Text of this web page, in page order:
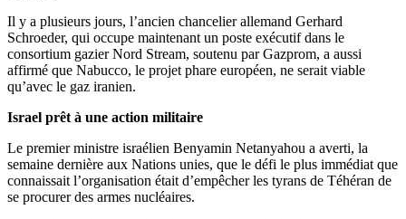
Il y a plusieurs jours, l’ancien chancelier allemand Gerhard
Schroeder, qui occupe maintenant un poste exécutif dans le
consortium gazier Nord Stream, soutenu par Gazprom, a aussi
affirmé que Nabucco, le projet phare européen, ne serait viable
qu’avec le gaz iranien.
Israel prêt à une action militaire
Le premier ministre israélien Benyamin Netanyahou a averti, la
semaine dernière aux Nations unies, que le défi le plus immédiat que
connaissait l’organisation était d’empêcher les tyrans de Téhéran de
se procurer des armes nucléaires.